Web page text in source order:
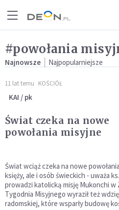
#powołania
Najnowsze Najpopularniejsze
11 lat temu KOŚCIÓŁ
KAI / pk
Świat czeka na nowe
powołania misyjne
Świat wciąż czeka na nowe
księży, ale i osób świeckich - uważa
prowadzi katolicką misję Mukonchi w
Tygodnia Misyjnego wyraził też
radomskiej, które wsparły budowę